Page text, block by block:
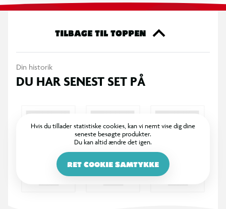
- Brug dem som hårelastikker, eller sæt dem på din arm og mix
OBS! Varen er assorteret, og bestemt variant kan ikke
TILBAGE TIL TOPPEN
Din historik
DU HAR SENEST SET PÅ
Hvis du tillader statistiske cookies, kan vi nemt vise dig dine
seneste besøgte produkter.
Du kan altid ændre det igen.
RET COOKIE SAMTYKKE